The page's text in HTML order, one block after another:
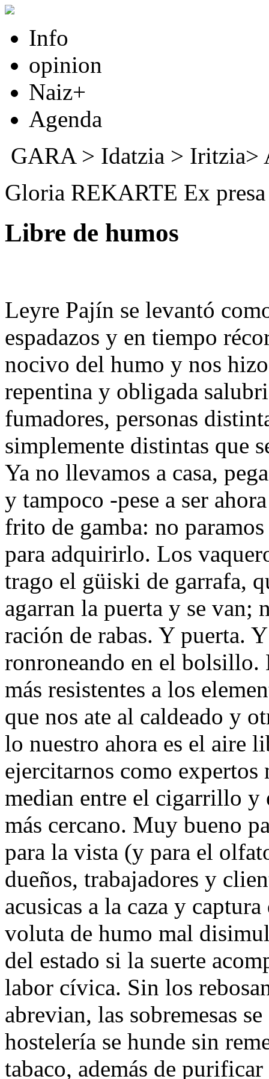
Info
opinion
Naiz+
Agenda
GARA> Idatzia > Iritzia>
Gloria REKARTE Ex presa
Libre de humos
Leyre Pajín se levantó
espadazos y en tiempo
nocivo del humo y nos
repentina y obligada
fumadores, personas
simplemente distintas que
Ya no llevamos a casa,
y tampoco -pese a ser
frito de gamba: no
para adquirirlo. Los
trago el güiski de garrafa,
agarran la puerta y se van;
ración de rabas. Y puerta.
ronroneando en el bolsillo.
más resistentes a los
que nos ate al caldeado y
lo nuestro ahora es el aire
ejercitarnos como expertos
median entre el cigarrillo y
más cercano. Muy bueno
para la vista (y para el
dueños, trabajadores y
acusicas a la caza y
voluta de humo mal
del estado si la suerte
labor cívica. Sin los
abrevian, las sobremesas
hostelería se hunde sin
tabaco, además de